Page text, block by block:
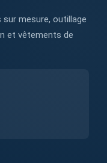
mesure, outillage
et vêtements de